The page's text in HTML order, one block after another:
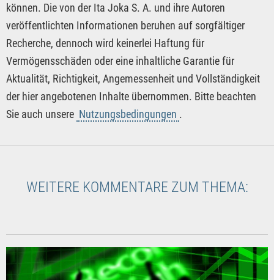
können. Die von der Ita Joka S. A. und ihre Autoren
veröffentlichten Informationen beruhen auf sorgfältiger
Recherche, dennoch wird keinerlei Haftung für
Vermögensschäden oder eine inhaltliche Garantie für
Aktualität, Richtigkeit, Angemessenheit und Vollständigkeit
der hier angebotenen Inhalte übernommen. Bitte beachten
Sie auch unsere Nutzungsbedingungen .
WEITERE KOMMENTARE ZUM THEMA: